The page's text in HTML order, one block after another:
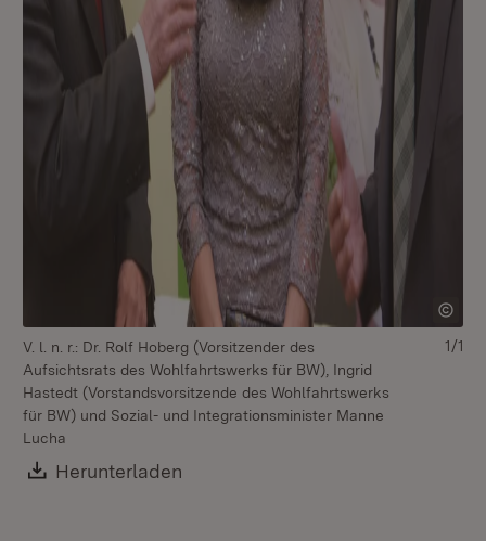
V. l. n. r.: Dr. Rolf Hoberg (Vorsitzender des
Aufsichtsrats des Wohlfahrtswerks für BW), Ingrid
Hastedt (Vorstandsvorsitzende des Wohlfahrtswerks
für BW) und Sozial- und Integrationsminister Manne
Lucha
Download:
Herunterladen
1/1